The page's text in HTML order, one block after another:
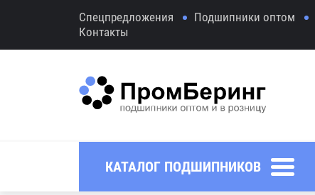
Спецпредложения Подшипники оптом
Контакты
КАТАЛОГ ПОДШИПНИКОВ